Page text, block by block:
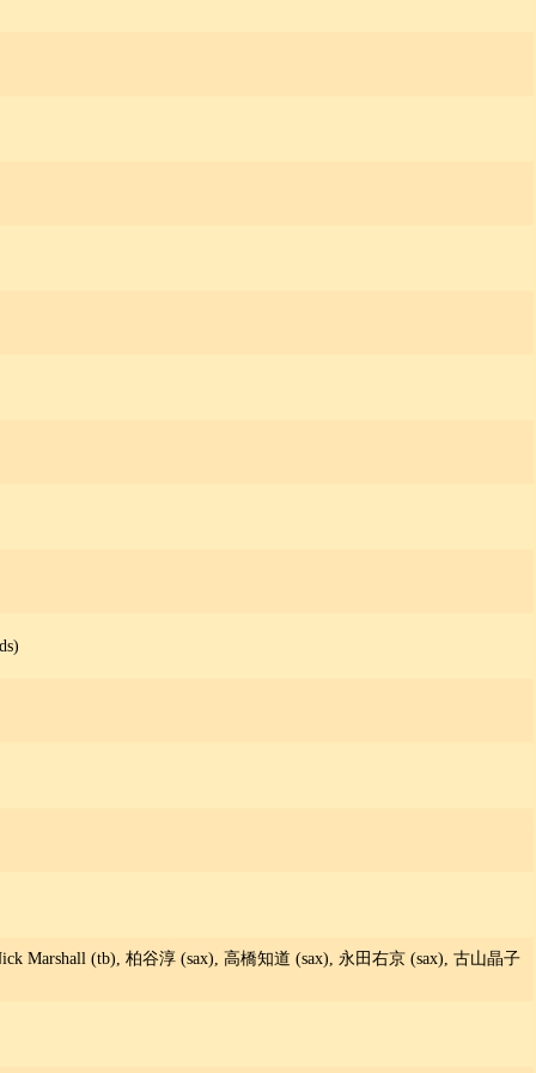
Marshall (tb), 柏谷淳 (sax), 高橋知道 (sax), 永田右京 (sax), 古山晶子